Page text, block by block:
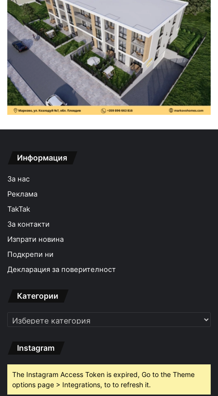
Информация
За нас
Реклама
TakTak
За контакти
Изпрати новина
Подкрепи ни
Декларация за поверителност
Категории
Категории
Instagram
The Instagram Access Token is expired, Go to the Theme
options page > Integrations, to to refresh it.